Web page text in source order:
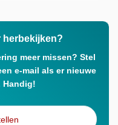
herbekijken?
meer missen? Stel
e-mail als er nieuwe
Handig!